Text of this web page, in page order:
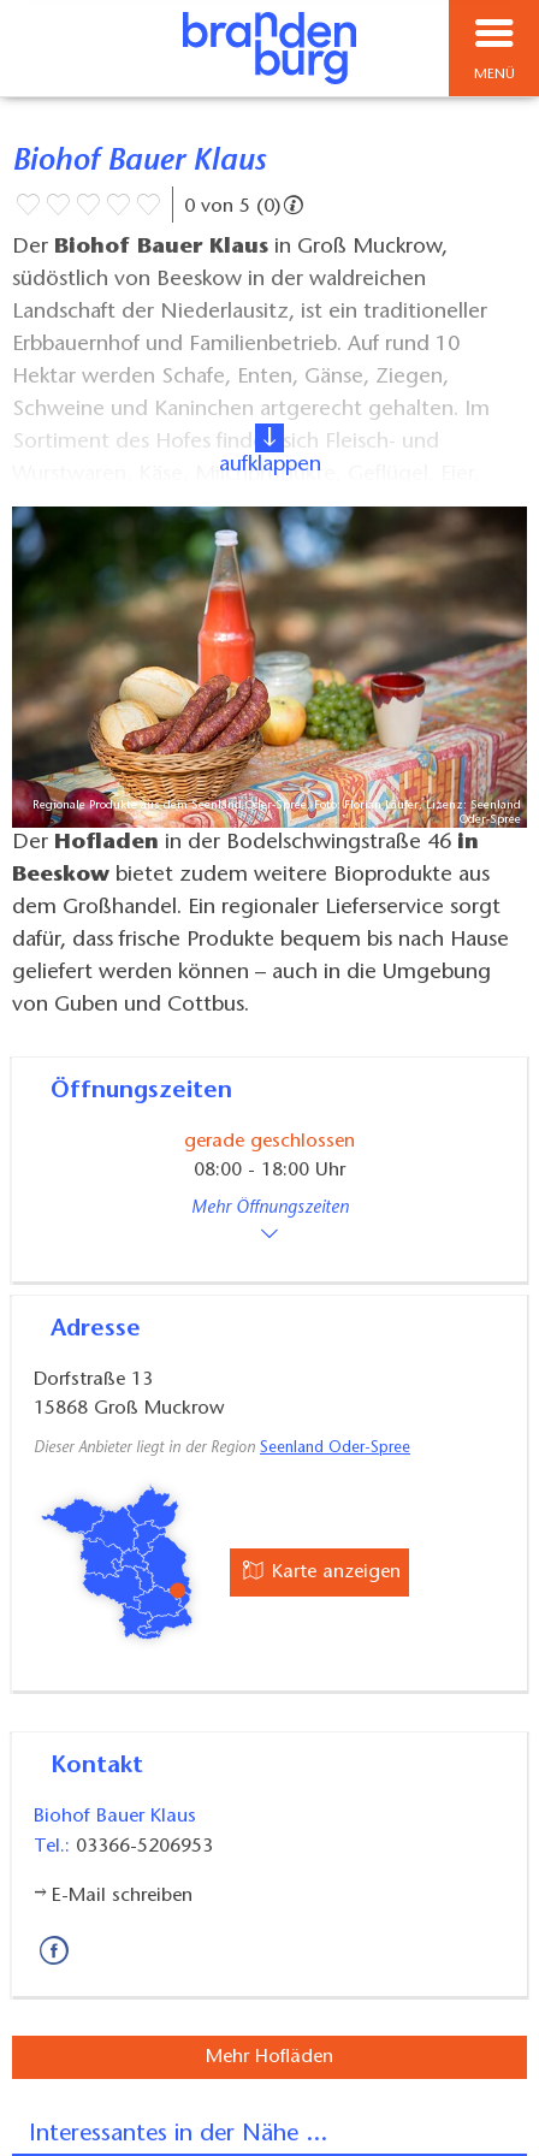
MENÜ
Biohof Bauer Klaus
0 von 5 (0)
Der Biohof Bauer Klaus in Groß Muckrow,
südöstlich von Beeskow in der waldreichen
Landschaft der Niederlausitz, ist ein traditioneller
Erbbauernhof und Familienbetrieb. Auf rund 10
Hektar werden Schafe, Enten, Gänse, Ziegen,
Schweine und Kaninchen artgerecht gehalten. Im
Sortiment des Hofes finden sich Fleisch- und
Wurstwaren, Käse, Milchprodukte, Geflügel, Eier,
Kartoffeln, Gemüse, Obst, Kräuter, Honig, Säfte
sowie Brot und Backwaren.
aufklappen
Regionale Produkte aus dem Seenland Oder-Spree, Foto: Florian Läufer, Lizenz: Seenland
Oder-Spree
Der Hofladen in der Bodelschwingstraße 46 in
Beeskow bietet zudem weitere Bioprodukte aus
dem Großhandel. Ein regionaler Lieferservice sorgt
dafür, dass frische Produkte bequem bis nach Hause
geliefert werden können – auch in die Umgebung
von Guben und Cottbus.
Öffnungszeiten
gerade geschlossen
08:00 - 18:00 Uhr
Mehr Öffnungszeiten
Adresse
Dorfstraße 13
15868 Groß Muckrow
Dieser Anbieter liegt in der Region Seenland Oder-Spree
Karte anzeigen
Kontakt
Biohof Bauer Klaus
Tel.: 03366-5206953
E-Mail schreiben
Mehr Hofläden
Interessantes in der Nähe ...